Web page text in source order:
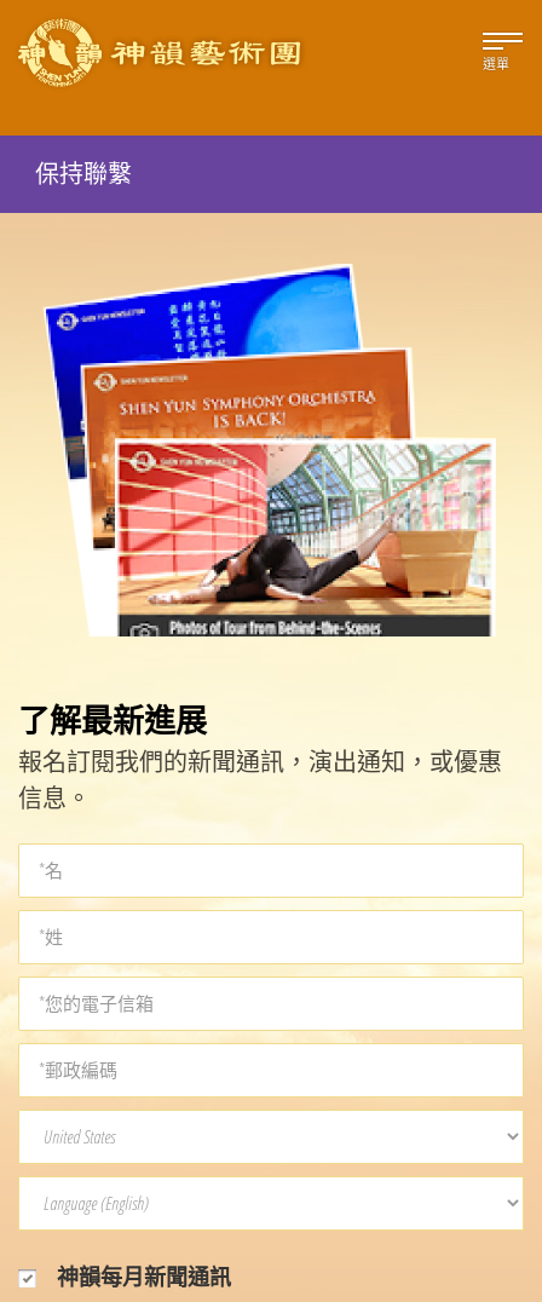
選單
保持聯繫
了解最新進展
報名訂閱我們的新聞通訊，演出通知，或優惠
信息。
神韻每月新聞通訊